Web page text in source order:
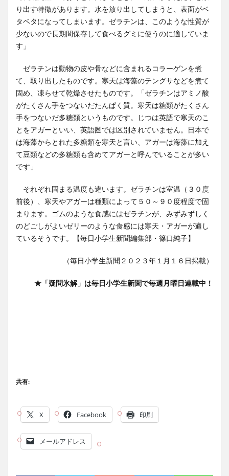
り出す特徴があります。水を放り出してしまうと、表面がベ
タベタになってしまいます。ゼラチンは、このような性質が
少ないので長期間保存して食べるグミに使うのに適していま
す」
ゼラチンは動物の皮や骨などに含まれるコラーゲンを煮
て、取り出したものです。寒天は海藻のテングサなどを煮て
固め、凍らせて乾燥させたものです。「ゼラチンはアミノ酸
がたくさん手をつないだたんぱく質。寒天は糖類がたくさん
手をつないだ多糖類というものです。じつは英語で寒天のこ
とをアガーといい、英語圏では区別されていません。日本で
は海藻からとれた多糖類を寒天と言い、アガーは海藻に加え
て豆類などの多糖類も含めてアガーと呼んでいることが多い
です」
それぞれ固まる温度も違います。ゼラチンは室温（３０度
前後）、寒天やアガーは種類によって５０～９０度程度で固
まります。ゴムのような食感にはゼラチンが、みずみずしく
のどごしがよいゼリーのような食感には寒天・アガーが適し
ているそうです。【毎日小学生新聞編集部・篠口純子】
（毎日小学生新聞２０２３年１月１６日掲載）
★「疑問氷解」は毎日小学生新聞で毎週月曜日連載中！
共有:
X Facebook 印刷
メールアドレス